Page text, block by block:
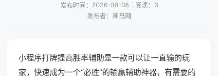
发布时间：2026-08-08｜阅读：3
发布者：神马网
小程序打牌提高胜率辅助是一款可以让一直输的玩
家，快速成为一个“必胜”的输赢辅助神器，有需要的